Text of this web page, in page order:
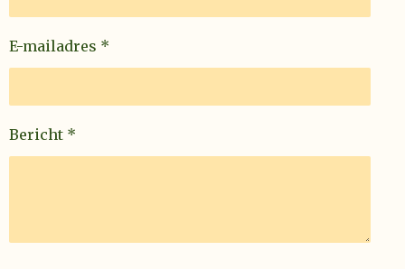
E-mailadres *
Bericht *